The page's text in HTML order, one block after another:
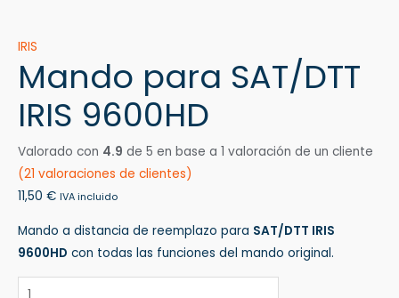
IRIS
Mando para SAT/DTT
IRIS 9600HD
Valorado con 4.9 de 5 en base a 1 valoración de un cliente
(21 valoraciones de clientes)
11,50 € IVA incluido
Mando a distancia de reemplazo para SAT/DTT IRIS
9600HD con todas las funciones del mando original.